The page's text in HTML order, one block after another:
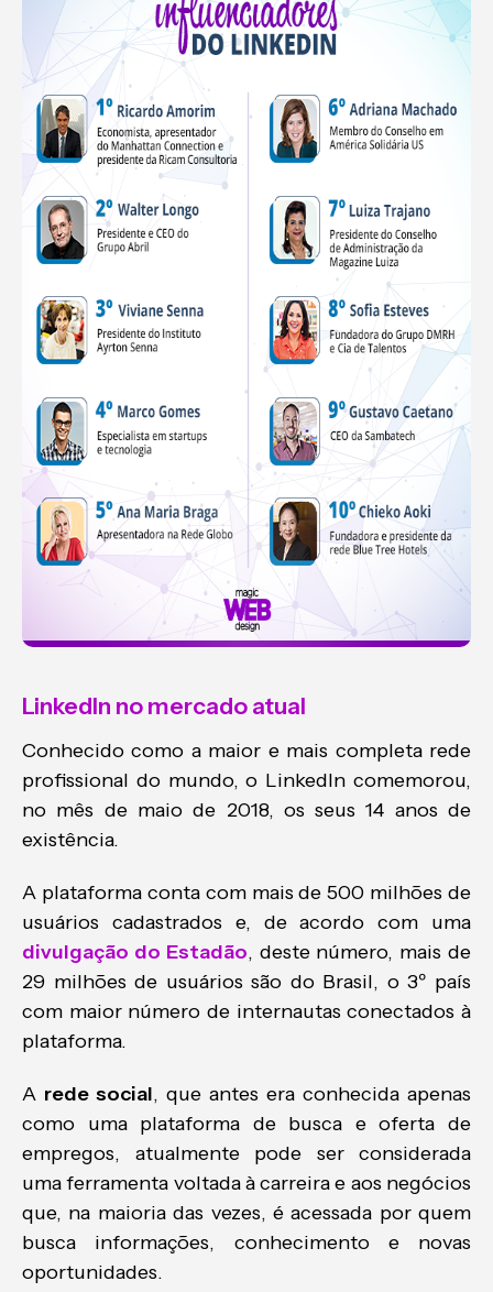
LinkedIn no mercado atual
Conhecido como a maior e mais completa rede
profissional do mundo, o LinkedIn comemorou,
no mês de maio de 2018, os seus 14 anos de
existência.
A plataforma conta com mais de 500 milhões de
usuários cadastrados e, de acordo com uma
divulgação do Estadão, deste número, mais de
29 milhões de usuários são do Brasil, o 3º país
com maior número de internautas conectados à
plataforma.
A rede social, que antes era conhecida apenas
como uma plataforma de busca e oferta de
empregos, atualmente pode ser considerada
uma ferramenta voltada à carreira e aos negócios
que, na maioria das vezes, é acessada por quem
busca informações, conhecimento e novas
oportunidades.